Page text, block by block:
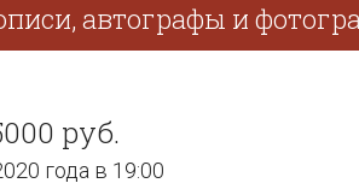
автографы и
руб.
года в 19:00